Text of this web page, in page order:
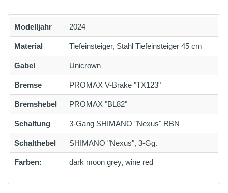
Modelljahr 2024
Material Tiefeinsteiger, Stahl Tiefeinsteiger 45 cm
Gabel Unicrown
Bremse PROMAX V-Brake "TX123"
Bremshebel PROMAX "BL82"
Schaltung 3-Gang SHIMANO "Nexus" RBN
Schalthebel SHIMANO "Nexus", 3-Gg.
Farben: dark moon grey, wine red